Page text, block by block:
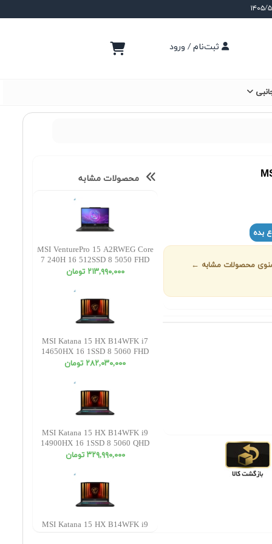
ثبت‌نام / ورود
بده
منوی محصولات مشابه ←
محصولات مشابه
MSI VenturePro 15 A2RWEG Core
7 240H 16 512SSD 8 5050 FHD
٢١٣,٩٩٠,٠٠٠ تومان
MSI Katana 15 HX B14WFK i7
14650HX 16 1SSD 8 5060 FHD
٢٨٢,٠٣٠,٠٠٠ تومان
MSI Katana 15 HX B14WFK i9
14900HX 16 1SSD 8 5060 QHD
٣٢٩,٩٩٠,٠٠٠ تومان
MSI Katana 15 HX B14WFK i9